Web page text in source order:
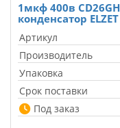
1мкф 400в
конденсатор ELZET
Артикул
Производитель
Упаковка
Срок поставки
Под заказ